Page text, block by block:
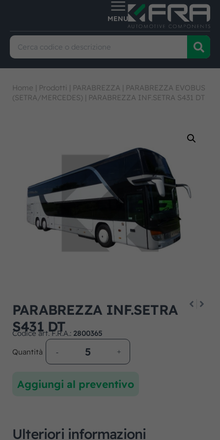
Home | Prodotti | PARABREZZA | PARABREZZA EVOBUS
(SETRA/MERCEDES) | PARABREZZA INF.SETRA S431 DT
PARABREZZA INF.SETRA
S431 DT
Codice art. F.R.A.: 2800365
Quantità
Aggiungi al preventivo
Ulteriori informazioni